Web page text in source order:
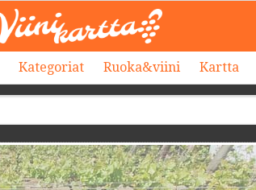
Kategoriat Ruoka&viini Kartta